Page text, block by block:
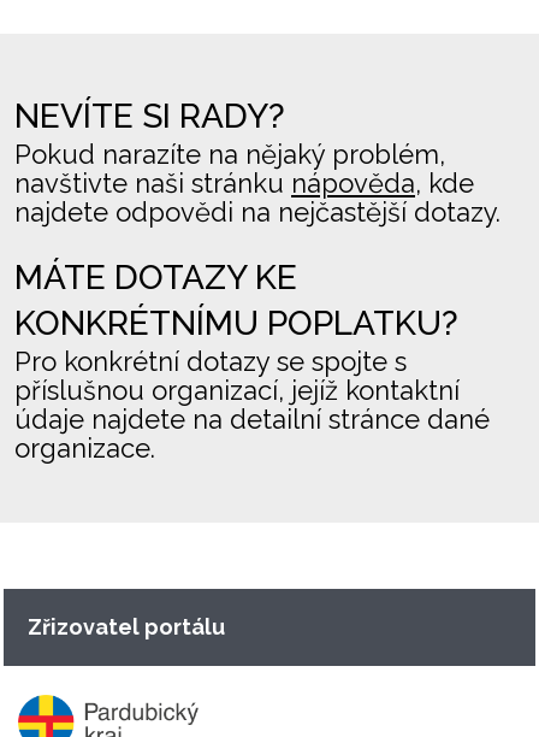
NEVÍTE SI RADY?
Pokud narazíte na nějaký problém,
navštivte naši stránku nápověda, kde
najdete odpovědi na nejčastější dotazy.
MÁTE DOTAZY KE
KONKRÉTNÍMU POPLATKU?
Pro konkrétní dotazy se spojte s
příslušnou organizací, jejíž kontaktní
údaje najdete na detailní stránce dané
organizace.
Zřizovatel portálu